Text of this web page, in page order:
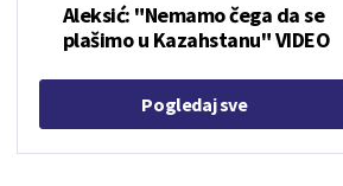
Aleksić: "Nemamo čega da se
plašimo u Kazahstanu" VIDEO
Pogledaj sve